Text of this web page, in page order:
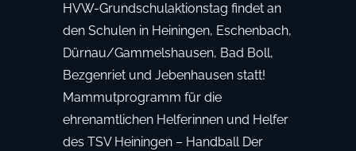
HVW-Grundschulaktionstag findet an
den Schulen in Heiningen, Eschenbach,
Dürnau/Gammelshausen, Bad Boll,
Bezgenriet und Jebenhausen statt!
Mammutprogramm für die
ehrenamtlichen Helferinnen und Helfer
des TSV Heiningen – Handball Der